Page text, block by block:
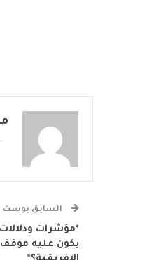
السابق بوست
*مؤشرات
يكون عليه